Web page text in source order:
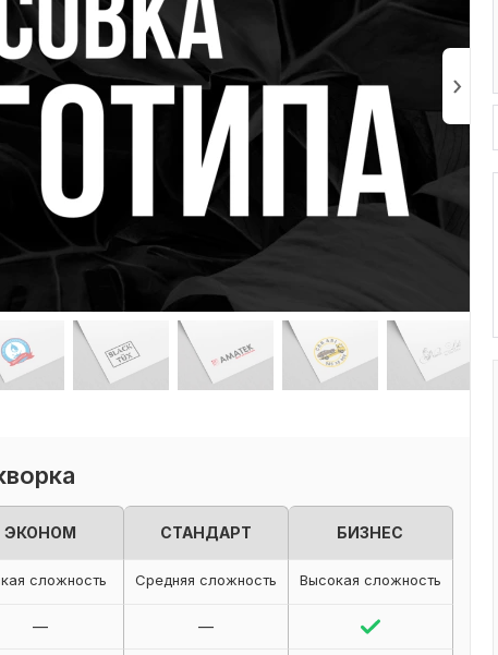
ЭКОНОМ СТАНДАРТ БИЗНЕС
сложность Средняя сложность Высокая сложность
— —